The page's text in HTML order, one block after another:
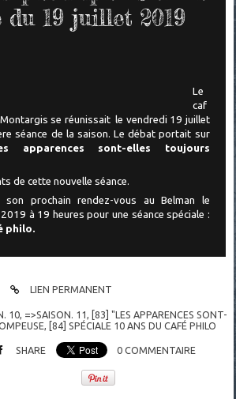
du 19 juillet 2019
Le
caf
se réunissait le vendredi 19 juillet
séance de la saison. Le débat portait sur
apparences sont-elles toujours
de cette nouvelle séance.
prochain rendez-vous au Belman le
à 19 heures pour une séance spéciale :
philo.
LIEN PERMANENT
10, =>SAISON. 11, [83] "LES APPARENCES SONT-
, [84] SPÉCIALE 10 ANS DU CAFÉ PHILO
SHARE 0 COMMENTAIRE